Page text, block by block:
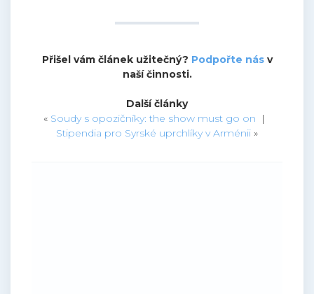
Přišel vám článek užitečný? Podpořte násv
naší činnosti.
Další články
« Soudy s opozičníky: the show must go on |
Stipendia pro Syrské uprchlíky v Arménii »